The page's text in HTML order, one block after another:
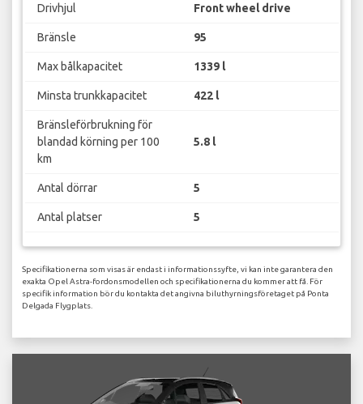
Drivhjul Front wheel drive
Bränsle 95
Max bålkapacitet 1339 l
Minsta trunkkapacitet 422 l
Bränsleförbrukning för
blandad körning per 100
km
5.8 l
Antal dörrar 5
Antal platser 5
Specifikationerna som visas är endast i informationssyfte, vi kan inte garantera den
exakta Opel Astra-fordonsmodellen och specifikationerna du kommer att få. För
specifik information bör du kontakta det angivna biluthyrningsföretaget på Ponta
Delgada Flygplats.